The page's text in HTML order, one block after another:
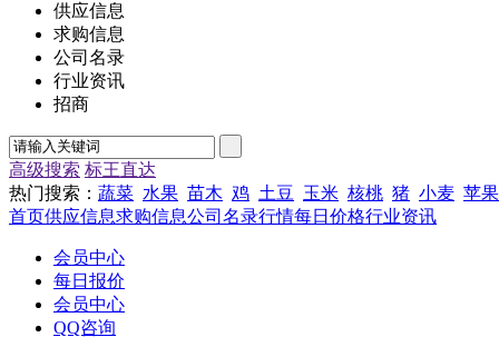
供应信息
求购信息
公司名录
行业资讯
招商
高级搜索 标王直达
热门搜索： 蔬菜 水果 苗木 鸡 土豆 玉米 核桃 猪 小麦 苹果
首页供应信息求购信息公司名录行情每日价格行业资讯
会员中心
每日报价
会员中心
QQ咨询